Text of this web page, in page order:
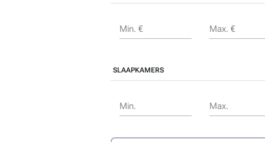
Min. € Max. €
SLAAPKAMERS
Min. Max.